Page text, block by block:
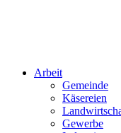
Arbeit
Gemeinde
Käsereien
Gewerbe